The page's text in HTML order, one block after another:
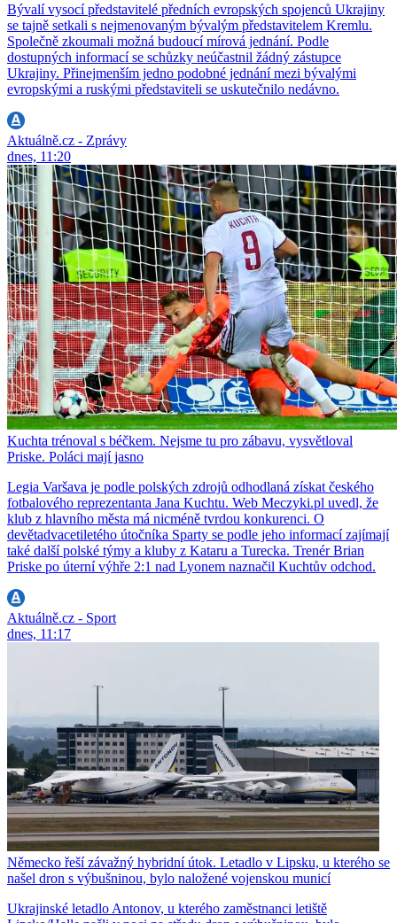
Bývalí vysocí představitelé předních evropských spojenců Ukrajiny
se tajně setkali s nejmenovaným bývalým představitelem Kremlu.
Společně zkoumali možná budoucí mírová jednání. Podle
dostupných informací se schůzky neúčastnil žádný zástupce
Ukrajiny. Přinejmenším jedno podobné jednání mezi bývalými
evropskými a ruskými představiteli se uskutečnilo nedávno.
Aktuálně.cz - Zprávy
dnes, 11:20
Kuchta trénoval s béčkem. Nejsme tu pro zábavu, vysvětloval
Priske. Poláci mají jasno
Legia Varšava je podle polských zdrojů odhodlaná získat českého
fotbalového reprezentanta Jana Kuchtu. Web Meczyki.pl uvedl, že
klub z hlavního města má nicméně tvrdou konkurenci. O
devětadvacetiletého útočníka Sparty se podle jeho informací zajímají
také další polské týmy a kluby z Kataru a Turecka. Trenér Brian
Priske po úterní výhře 2:1 nad Lyonem naznačil Kuchtův odchod.
Aktuálně.cz - Sport
dnes, 11:17
Německo řeší závažný hybridní útok. Letadlo v Lipsku, u kterého se
našel dron s výbušninou, bylo naložené vojenskou municí
Ukrajinské letadlo Antonov, u kterého zaměstnanci letiště